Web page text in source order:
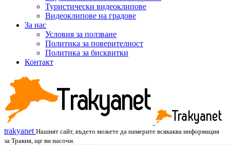
Туристически видеоклипове
Видеоклипове на градове
За нас
Условия за ползване
Политика за поверителност
Политика за бисквитки
Контакт
trakyanet Нашият сайт, където можете да намерите всякаква информация
за Тракия, ще ви насочи.